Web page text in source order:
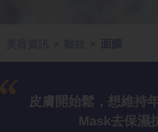
> >
皮膚開始鬆， 想維持
Mask去保濕